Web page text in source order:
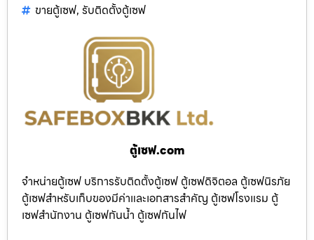
ขายตู้เซฟ, รับติดตั้งตู้เซฟ
ตู้เซฟ.com
จำหน่ายตู้เซฟ บริการรับติดตั้งตู้เซฟ ตู้เซฟดิจิตอล ตู้เซฟนิรภัย
ตู้เซฟสำหรับเก็บของมีค่าและเอกสารสำคัญ ตู้เซฟโรงแรม ตู้
เซฟสำนักงาน ตู้เซฟกันน้ำ ตู้เซฟกันไฟ